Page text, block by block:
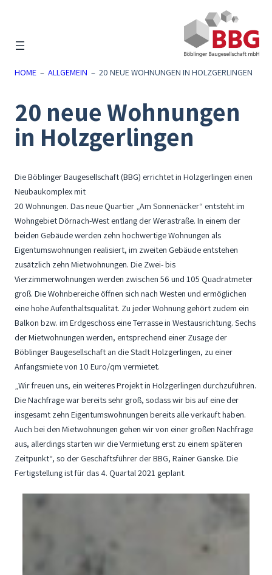
springen
HOME – ALLGEMEIN – 20 NEUE WOHNUNGEN IN HOLZGERLINGEN
20 neue Wohnungen
in Holzgerlingen
Die Böblinger Baugesellschaft (BBG) errichtet in Holzgerlingen einen
Neubaukomplex mit
20 Wohnungen. Das neue Quartier „Am Sonnenäcker“ entsteht im
Wohngebiet Dörnach-West entlang der Werastraße. In einem der
beiden Gebäude werden zehn hochwertige Wohnungen als
Eigentumswohnungen realisiert, im zweiten Gebäude entstehen
zusätzlich zehn Mietwohnungen. Die Zwei- bis
Vierzimmerwohnungen werden zwischen 56 und 105 Quadratmeter
groß. Die Wohnbereiche öffnen sich nach Westen und ermöglichen
eine hohe Aufenthaltsqualität. Zu jeder Wohnung gehört zudem ein
Balkon bzw. im Erdgeschoss eine Terrasse in Westausrichtung. Sechs
der Mietwohnungen werden, entsprechend einer Zusage der
Böblinger Baugesellschaft an die Stadt Holzgerlingen, zu einer
Anfangsmiete von 10 Euro/qm vermietet.
„Wir freuen uns, ein weiteres Projekt in Holzgerlingen durchzuführen.
Die Nachfrage war bereits sehr groß, sodass wir bis auf eine der
insgesamt zehn Eigentumswohnungen bereits alle verkauft haben.
Auch bei den Mietwohnungen gehen wir von einer großen Nachfrage
aus, allerdings starten wir die Vermietung erst zu einem späteren
Zeitpunkt“, so der Geschäftsführer der BBG, Rainer Ganske. Die
Fertigstellung ist für das 4. Quartal 2021 geplant.